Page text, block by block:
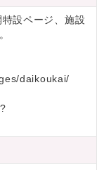
設ページ、施設
daikoukai/